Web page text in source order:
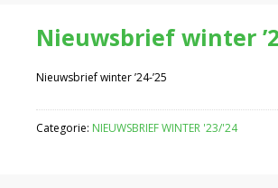
Nieuwsbrief winter
Nieuwsbrief winter ’24-’25
Categorie: NIEUWSBRIEF WINTER '23/'24